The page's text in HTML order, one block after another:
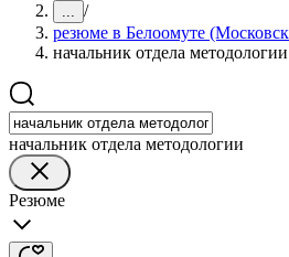
... /
резюме в Белоомуте
начальник отдела методологии
начальник отдела методологии
Резюме